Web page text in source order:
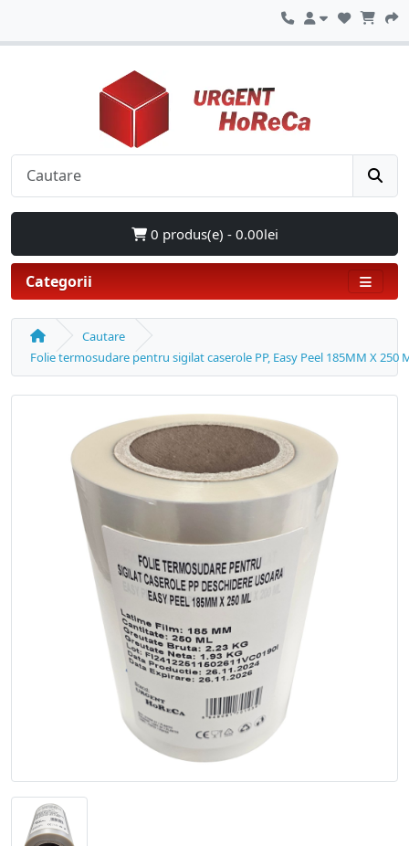
0 produs(e) - 0.00lei
Categorii
Cautare
Folie termosudare pentru sigilat caserole PP, Easy Peel 185MM X 250